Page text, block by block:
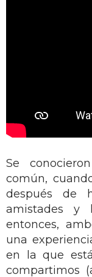
Se
común,
después de
amistades y
entonces,
una
en la que
compartimos